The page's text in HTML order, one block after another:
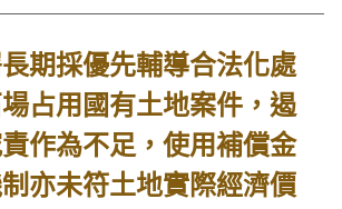
期採優先輔導合法化處
占用國有土地案件，遏
作為不足，使用補償金
亦未符土地實際經濟價